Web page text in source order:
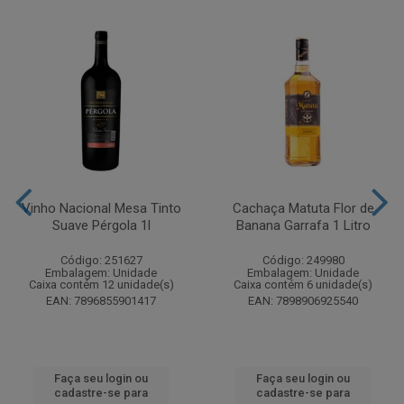
Vinho Nacional Mesa Tinto
Suave Pérgola 1l
Código: 251627
Embalagem: Unidade
Caixa contém 12 unidade(s)
EAN: 7896855901417
Faça seu login ou
cadastre-se para
Cachaça Matuta Flor de
Banana Garrafa 1 Litro
Código: 249980
Embalagem: Unidade
Caixa contém 6 unidade(s)
EAN: 7898906925540
Faça seu login ou
cadastre-se para